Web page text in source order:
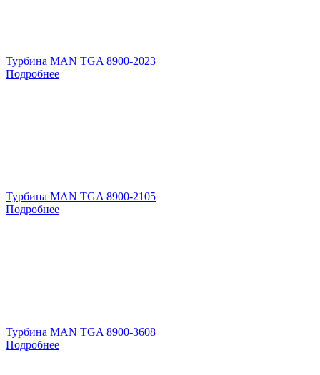
Турбина MAN TGA 8900-2023
Подробнее
Турбина MAN TGA 8900-2105
Подробнее
Турбина MAN TGA 8900-3608
Подробнее